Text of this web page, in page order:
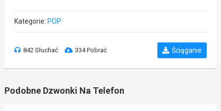
Kategorie: POP
842 Słuchać 334 Pobrać Ściąganie
Podobne Dzwonki Na Telefon